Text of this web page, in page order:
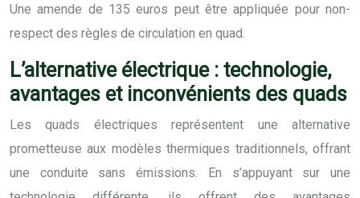
Une amende de 135 euros peut être appliquée pour non-
respect des règles de circulation en quad.
L’alternative électrique : technologie,
avantages et inconvénients des quads
Les quads électriques représentent une alternative
prometteuse aux modèles thermiques traditionnels, offrant
une conduite sans émissions. En s’appuyant sur une